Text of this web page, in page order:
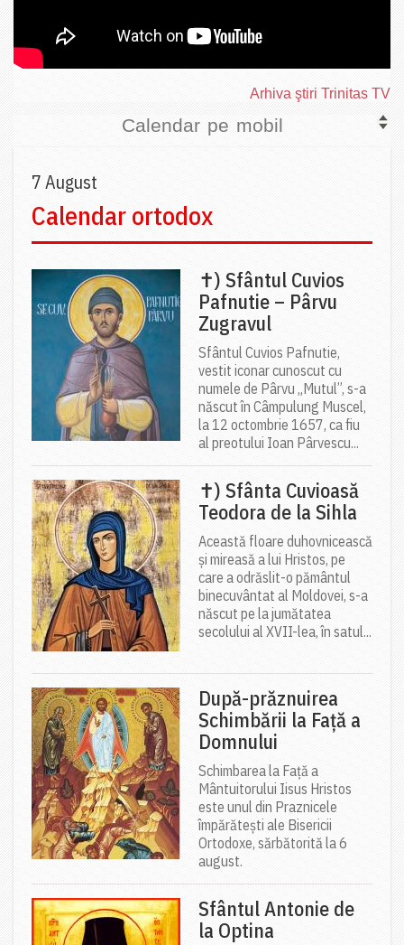
Arhiva ştiri Trinitas TV
Calendar pe mobil
7 August
Calendar ortodox
✝) Sfântul Cuvios
Pafnutie – Pârvu
Zugravul
Sfântul Cuvios Pafnutie,
vestit iconar cunoscut cu
numele de Pârvu „Mutul”, s-a
născut în Câmpulung Muscel,
la 12 octombrie 1657, ca fiu
al preotului Ioan Pârvescu...
✝) Sfânta Cuvioasă
Teodora de la Sihla
Această floare duhovnicească
și mireasă a lui Hristos, pe
care a odrăslit-o pământul
binecuvântat al Moldovei, s-a
născut pe la jumătatea
secolului al XVII-lea, în satul...
După-prăznuirea
Schimbării la Față a
Domnului
Schimbarea la Față a
Mântuitorului Iisus Hristos
este unul din Praznicele
împărătești ale Bisericii
Ortodoxe, sărbătorită la 6
august.
Sfântul Antonie de
la Optina